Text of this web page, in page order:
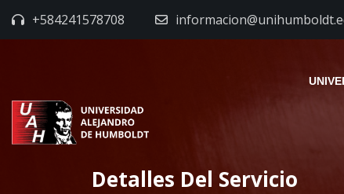
+584241578708
Detalles Del Servicio